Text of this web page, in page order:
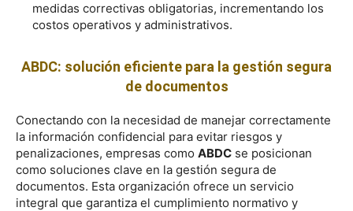
medidas correctivas obligatorias, incrementando los
costos operativos y administrativos.
ABDC: solución eficiente para la gestión segura
de documentos
Conectando con la necesidad de manejar correctamente
la información confidencial para evitar riesgos y
penalizaciones, empresas como ABDC se posicionan
como soluciones clave en la gestión segura de
documentos. Esta organización ofrece un servicio
integral que garantiza el cumplimiento normativo y